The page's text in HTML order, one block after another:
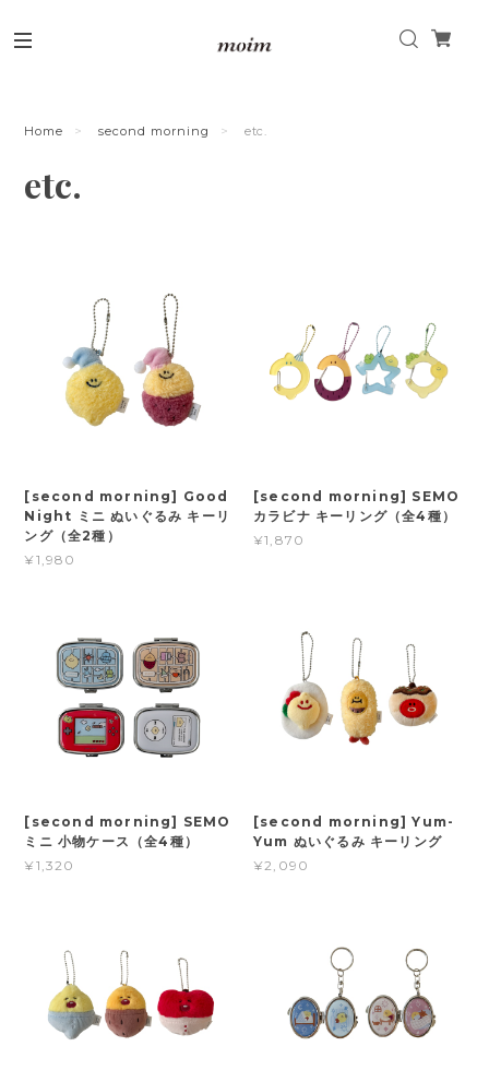
Home second morning etc.
etc.
[second morning] Good
Night ミニ ぬいぐるみ キーリ
ング（全2種）
¥1,980
[second morning] SEMO
カラビナ キーリング（全4種）
¥1,870
[second morning] SEMO
ミニ 小物ケース（全4種）
¥1,320
[second morning] Yum-
Yum ぬいぐるみ キーリング
¥2,090